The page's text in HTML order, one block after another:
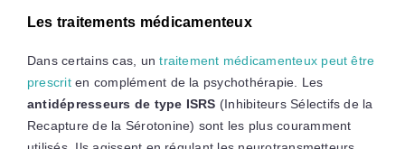
Les traitements médicamenteux
Dans certains cas, untraitement médicamenteux peut être
prescriten complément de la psychothérapie. Les
antidépresseurs de type ISRS (Inhibiteurs Sélectifs de la
Recapture de la Sérotonine) sont les plus couramment